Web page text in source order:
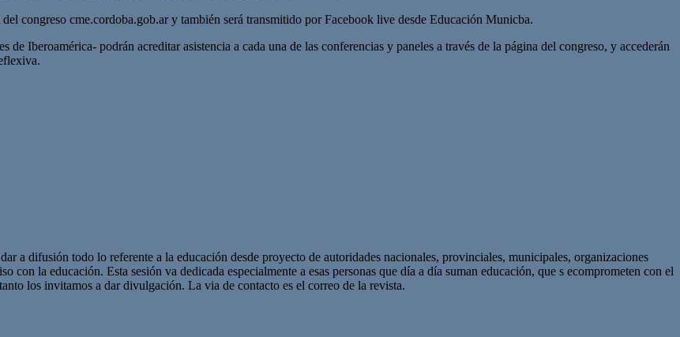
congreso cme.cordoba.gob.ar y también será transmitido por Facebook live desde Educación Municba.
Iberoamérica- podrán acreditar asistencia a cada una de las conferencias y paneles a través de la página del congreso, y accederán
a difusión todo lo referente a la educación desde proyecto de autoridades nacionales, provinciales, municipales, organizaciones
con la educación. Esta sesión va dedicada especialmente a esas personas que día a día suman educación, que s ecomprometen con el
los invitamos a dar divulgación. La via de contacto es el correo de la revista.